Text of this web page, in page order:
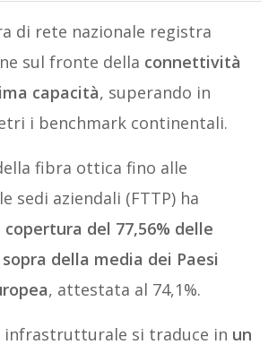
di rete nazionale registra
sul fronte della connettività
capacità, superando in
i benchmark continentali.
fibra ottica fino alle
sedi aziendali (FTTP) ha
copertura del 77,56% delle
della media dei Paesi
, attestata al 74,1%.
infrastrutturale si traduce in un